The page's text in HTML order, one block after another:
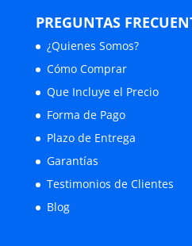
PREGUNTAS
¿Quienes Somos?
Cómo Comprar
Que Incluye el Precio
Forma de Pago
Plazo de Entrega
Garantías
Testimonios de Clientes
Blog